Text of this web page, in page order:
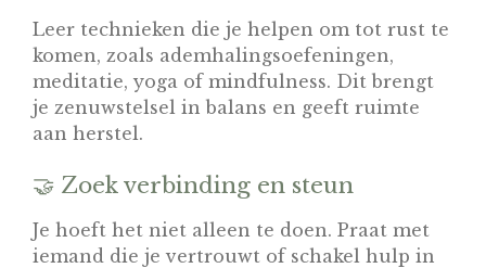
Leer technieken die je helpen om tot rust te
komen, zoals ademhalingsoefeningen,
meditatie, yoga of mindfulness. Dit brengt
je zenuwstelsel in balans en geeft ruimte
aan herstel.
🤝 Zoek verbinding en steun
Je hoeft het niet alleen te doen. Praat met
iemand die je vertrouwt of schakel hulp in